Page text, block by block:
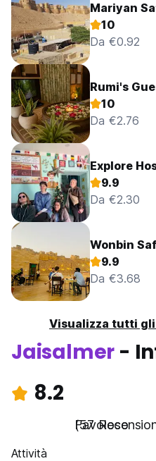
Mariyan
10
Da €0.92
Rumi's
10
Da €2.76
Explore
9.9
Da €2.30
Wonbin
9.9
Da €3.68
Visualizza tutti
Jaisalmer -
8.2
Favoloso
(57
Attività